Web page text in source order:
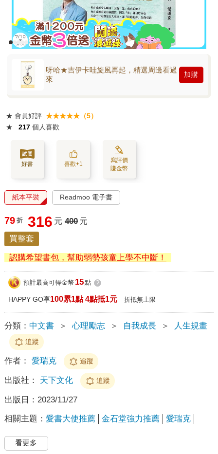
呀哈★吉伊卡哇旋風再起，精選周邊看過
來
加購
★ 會員好評 ★★★★★（5）
★
217 個人喜歡
好書 喜歡+1
寫評價
賺金幣
紙本平裝 Readmoo 電子書
79 折 316 元 400 元
買整套
認購希望書包，幫助弱勢孩童上學不中斷！
預計最高可得金幣 15點 ?
HAPPY GO享100累1點 4點抵1元 折抵無上限
分類： 中文書 ＞ 心理勵志 ＞ 自我成長 ＞ 人生規畫
追蹤
作者： 愛瑞克 追蹤
出版社： 天下文化 追蹤
出版日： 2023/11/27
相關主題： 愛書大使推薦 金石堂強力推薦 愛瑞克
看更多